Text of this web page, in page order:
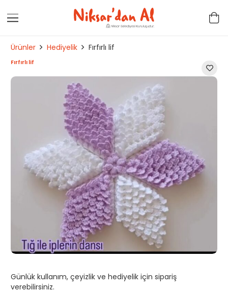
Ürünler Hediyelik Fırfırlı lif
Fırfırlı lif
Günlük kullanım, çeyizlik ve hediyelik için sipariş
verebilirsiniz.